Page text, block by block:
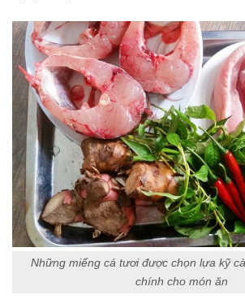
Những miếng cá tươi được chọn lựa kỹ
chính cho món ăn